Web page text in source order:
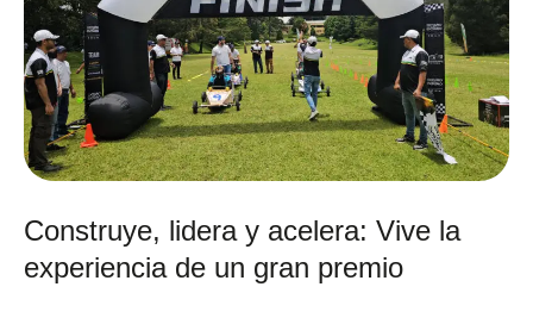
Construye, lidera y acelera: Vive la
experiencia de un gran premio